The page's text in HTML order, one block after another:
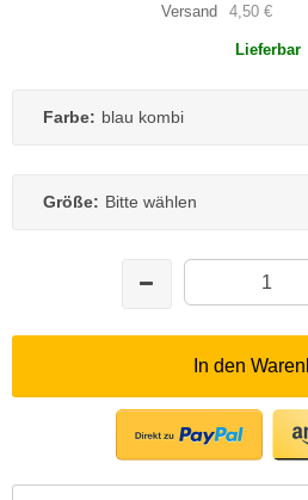
Versand 4,50 €
Lieferbar
Farbe: blau kombi
Größe: Bitte wählen
In den